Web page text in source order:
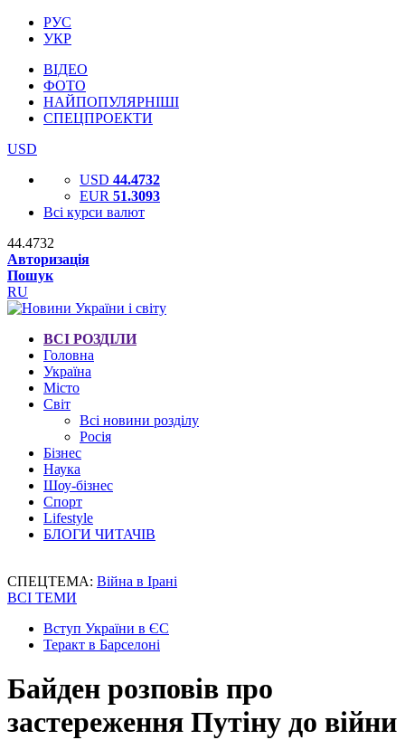
РУС
УКР
ВІДЕО
ФОТО
НАЙПОПУЛЯРНІШІ
СПЕЦПРОЕКТИ
USD
USD 44.4732
EUR 51.3093
Всі курси валют
44.4732
Авторизація
Пошук
RU
ВСІ РОЗДІЛИ
Головна
Україна
Місто
Світ
Всі новини розділу
Росія
Бізнес
Наука
Шоу-бізнес
Спорт
Lifestyle
БЛОГИ ЧИТАЧІВ
СПЕЦТЕМА: Війна в Ірані
ВСІ ТЕМИ
Вступ України в ЄС
Теракт в Барселоні
Байден розповів про
застереження Путіну до війни